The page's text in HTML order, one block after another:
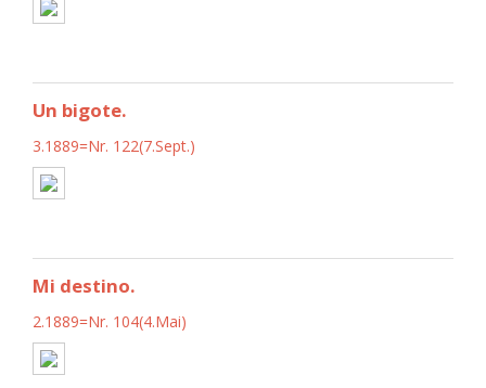
Un bigote.
3.1889=Nr. 122(7.Sept.)
Mi destino.
2.1889=Nr. 104(4.Mai)